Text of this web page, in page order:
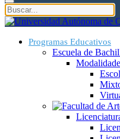
Programas Educativos
Escuela de